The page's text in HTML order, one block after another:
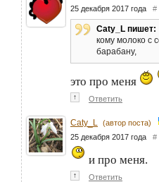
25 декабря 2017 года #
Caty_L пишет:
кому молоко с
барабану,
это про меня
↑ Ответить
Caty_L (автор поста)
25 декабря 2017 года #
и про меня.
↑ Ответить